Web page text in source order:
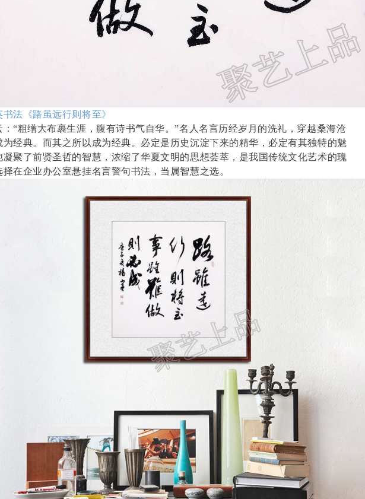
书法《路虽远行则将至》
：“粗缯大布裹生涯，腹有诗书气自华。”名人名言历经岁月的洗礼，穿越桑海沧
为经典。而其之所以成为经典。必定是历史沉淀下来的精华，必定有其独特的魅
凝聚了前贤圣哲的智慧，浓缩了华夏文明的思想荟萃，是我国传统文化艺术的瑰
择在企业办公室悬挂名言警句书法，当属智慧之选。